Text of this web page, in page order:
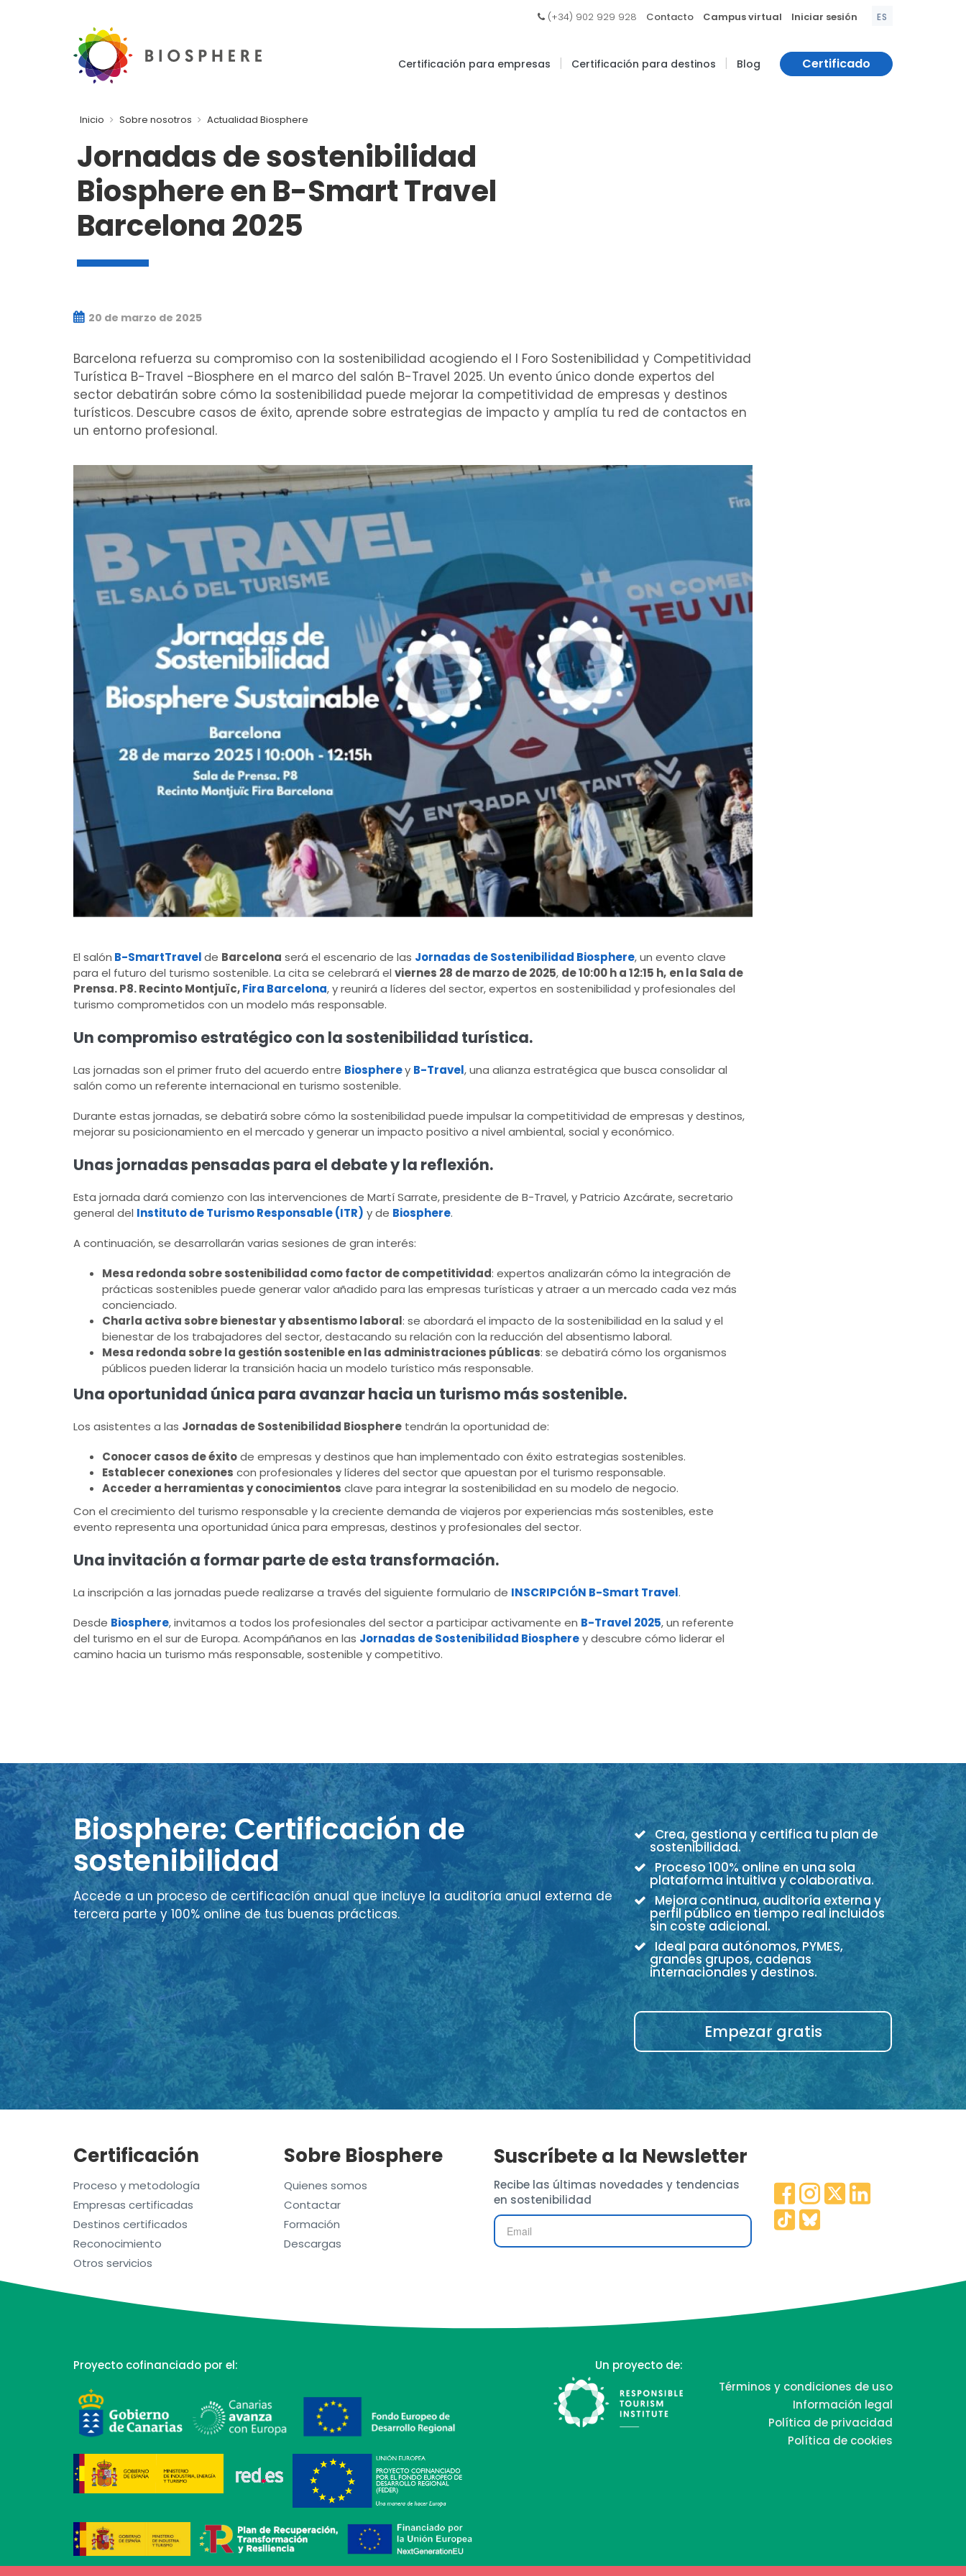
(+34) 902 929 928 Contacto Campus virtual Iniciar sesión ES
Certificación para empresas | Certificación para destinos | Blog Certificado
Inicio Sobre nosotros Actualidad Biosphere
Jornadas de sostenibilidad
Biosphere en B-Smart Travel
Barcelona 2025
20 de marzo de 2025
Barcelona refuerza su compromiso con la sostenibilidad acogiendo el I Foro Sostenibilidad y Competitividad
Turística B-Travel -Biosphere en el marco del salón B-Travel 2025. Un evento único donde expertos del
sector debatirán sobre cómo la sostenibilidad puede mejorar la competitividad de empresas y destinos
turísticos. Descubre casos de éxito, aprende sobre estrategias de impacto y amplía tu red de contactos en
un entorno profesional.
El salón B-SmartTravelde Barcelona será el escenario de las Jornadas de Sostenibilidad Biosphere, un evento clave
para el futuro del turismo sostenible. La cita se celebrará el viernes 28 de marzo de 2025, de 10:00 h a 12:15 h, en la Sala de
Prensa. P8. Recinto Montjuïc,Fira Barcelona, y reunirá a líderes del sector, expertos en sostenibilidad y profesionales del
turismo comprometidos con un modelo más responsable.
Un compromiso estratégico con la sostenibilidad turística.
Las jornadas son el primer fruto del acuerdo entre Biospherey B-Travel, una alianza estratégica que busca consolidar al
salón como un referente internacional en turismo sostenible.
Durante estas jornadas, se debatirá sobre cómo la sostenibilidad puede impulsar la competitividad de empresas y destinos,
mejorar su posicionamiento en el mercado y generar un impacto positivo a nivel ambiental, social y económico.
Unas jornadas pensadas para el debate y la reflexión.
Esta jornada dará comienzo con las intervenciones de Martí Sarrate, presidente de B-Travel, y Patricio Azcárate, secretario
general del Instituto de Turismo Responsable (ITR) y de Biosphere.
A continuación, se desarrollarán varias sesiones de gran interés:
Mesa redonda sobre sostenibilidad como factor de competitividad: expertos analizarán cómo la integración de
prácticas sostenibles puede generar valor añadido para las empresas turísticas y atraer a un mercado cada vez más
concienciado.
Charla activa sobre bienestar y absentismo laboral: se abordará el impacto de la sostenibilidad en la salud y el
bienestar de los trabajadores del sector, destacando su relación con la reducción del absentismo laboral.
Mesa redonda sobre la gestión sostenible en las administraciones públicas: se debatirá cómo los organismos
públicos pueden liderar la transición hacia un modelo turístico más responsable.
Una oportunidad única para avanzar hacia un turismo más sostenible.
Los asistentes a las Jornadas de Sostenibilidad Biosphere tendrán la oportunidad de:
Conocer casos de éxitode empresas y destinos que han implementado con éxito estrategias sostenibles.
Establecer conexiones con profesionales y líderes del sector que apuestan por el turismo responsable.
Acceder a herramientas y conocimientos clave para integrar la sostenibilidad en su modelo de negocio.
Con el crecimiento del turismo responsable y la creciente demanda de viajeros por experiencias más sostenibles, este
evento representa una oportunidad única para empresas, destinos y profesionales del sector.
Una invitación a formar parte de esta transformación.
La inscripción a las jornadas puede realizarse a través del siguiente formulario de INSCRIPCIÓN B-Smart Travel.
Desde Biosphere, invitamos a todos los profesionales del sector a participar activamente en B-Travel 2025, un referente
del turismo en el sur de Europa. Acompáñanos en las Jornadas de Sostenibilidad Biospherey descubre cómo liderar el
camino hacia un turismo más responsable, sostenible y competitivo.
Biosphere: Certificación de
sostenibilidad
Accede a un proceso de certificación anual que incluye la auditoría anual externa de
tercera parte y 100% online de tus buenas prácticas.
Crea, gestiona y certifica tu plan de
sostenibilidad.
Proceso 100% online en una sola
plataforma intuitiva y colaborativa.
Mejora continua, auditoría externa y
perfil público en tiempo real incluidos
sin coste adicional.
Ideal para autónomos, PYMES,
grandes grupos, cadenas
internacionales y destinos.
Empezar gratis
Certificación
Proceso y metodología
Empresas certificadas
Destinos certificados
Reconocimiento
Otros servicios
Sobre Biosphere
Quienes somos
Contactar
Formación
Descargas
Suscríbete a la Newsletter
Recibe las últimas novedades y tendencias
en sostenibilidad
Proyecto cofinanciado por el:
Un proyecto de:
Términos y condiciones de uso
Información legal
Política de privacidad
Política de cookies